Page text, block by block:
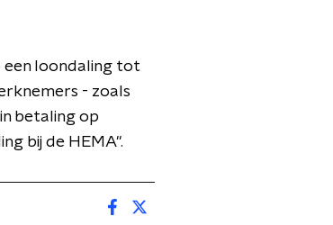
een loondaling tot
- zoals
betaling op
bij de HEMA".